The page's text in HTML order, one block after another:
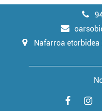
Nafarroa etorbidea